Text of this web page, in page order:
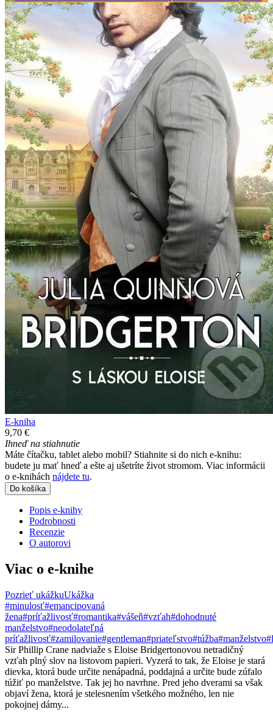
E-kniha
9,70 €
Ihneď na stiahnutie
Máte čítačku, tablet alebo mobil? Stiahnite si do nich e-knihu:
budete ju mať hneď a ešte aj ušetríte život stromom. Viac informácii
o e-knihách nájdete tu.
Do košíka
Popis e-knihy
Podrobnosti
Recenzie
O autorovi
Viac o e-knihe
Pozrieť ukážkuUkážka
#minulosť#emancipovaná
žena#príťažlivosť#romantika#vášeň#vzťah#dohodnuté
manželstvo#neodolateľná
príťažlivosť#zamilovanie#gentleman#priateľstvo#túžba#manželstvo
Sir Phillip Crane nadviaže s Eloise Bridgertonovou netradičný
vzťah plný slov na listovom papieri. Vyzerá to tak, že Eloise je stará
dievka, ktorá bude určite nenápadná, poddajná a určite bude zúfalo
túžiť po manželstve. Tak jej ho navrhne. Pred jeho dverami sa však
objaví žena, ktorá je stelesnením všetkého možného, len nie
pokojnej dámy...